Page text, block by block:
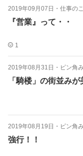
2019年09月07日 ・ 仕事の
『営業』って・・
1
2019年08月31日 ・ ピン角
「騎楼」の街並みが
2019年08月19日 ・ ピン角
強行！！